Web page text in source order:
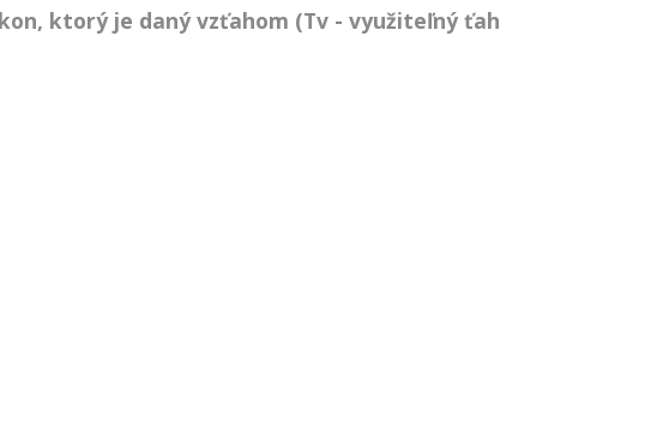
ktorý je daný vzťahom (Tv - využiteľný ťah